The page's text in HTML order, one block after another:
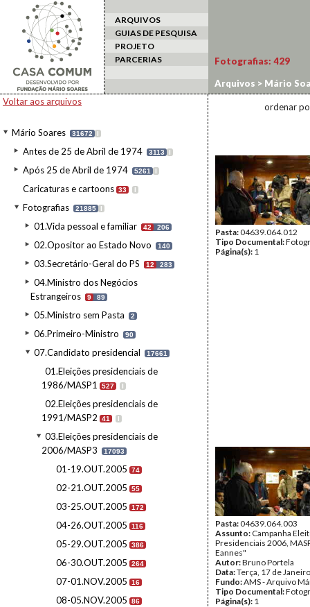
ARQUIVOS
GUIAS DE PESQUISA
PROJETO
PARCERIAS
Voltar aos arquivos
Mário Soares 31672 I
Antes de 25 de Abril de 1974 3113 I
Após 25 de Abril de 1974 5261 I
Caricaturas e cartoons 33 I
Fotografias 21885 I
01.Vida pessoal e familiar 42 206
02.Opositor ao Estado Novo 140
03.Secretário-Geral do PS 12 283
04.Ministro dos Negócios
Estrangeiros
9 89
05.Ministro sem Pasta 2
06.Primeiro-Ministro 90
07.Candidato presidencial 17661
01.Eleições presidenciais de
1986/MASP1
527 I
02.Eleições presidenciais de
1991/MASP2
41 I
03.Eleições presidenciais de
2006/MASP3
17093
01-19.OUT.2005 74
02-21.OUT.2005 55
03-25.OUT.2005 172
04-26.OUT.2005 116
05-29.OUT.2005 386
06-30.OUT.2005 264
07-01.NOV.2005 16
08-05.NOV.2005 86
Fotografias: 429
Arquivos > Mário
2006/MASP3>64-
ordenar
Pasta:04639.064.012
Tipo Documental:
Página(s): 1
Pasta:04639.064.003
Assunto: Campanha
Presidenciais 2006,
Eannes"
Autor:Bruno Portela
Data:Terça, 17 de
Fundo:AMS - Arquivo
Tipo Documental:
Página(s): 1